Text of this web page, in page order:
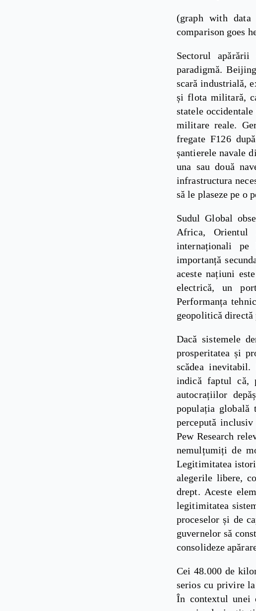
(graph with data
comparison goes
Sectorul
paradigmă.
scară industrială,
și flota militară,
statele
militare reale.
fregate F126
șantierele navale
una sau două
infrastructura
să le plaseze pe o
Sudul Global
Africa, Orientul
internaționali
importanță
aceste națiuni
electrică, un
Performanța
geopolitică directă
Dacă sistemele
prosperitatea și
scădea
indică faptul că,
autocrațiilor
populația globală
percepută
Pew Research
nemulțumiți de
Legitimitatea
alegerile libere,
drept. Aceste
legitimitatea
proceselor și de
guvernelor să
consolideze
Cei 48.000 de
serios cu privire
În contextul unei